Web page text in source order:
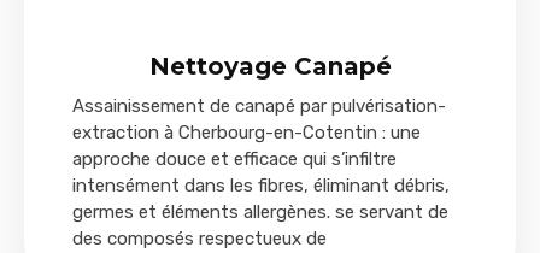
Nettoyage Canapé
Assainissement de canapé par pulvérisation-
extraction à Cherbourg-en-Cotentin : une
approche douce et efficace qui s’infiltre
intensément dans les fibres, éliminant débris,
germes et éléments allergènes. se servant de
des composés respectueux de